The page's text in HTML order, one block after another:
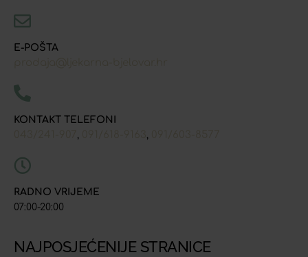
E-POŠTA
KONTAKT TELEFONI
, ,
RADNO VRIJEME
07:00-20:00
NAJPOSJEĆENIJE STRANICE